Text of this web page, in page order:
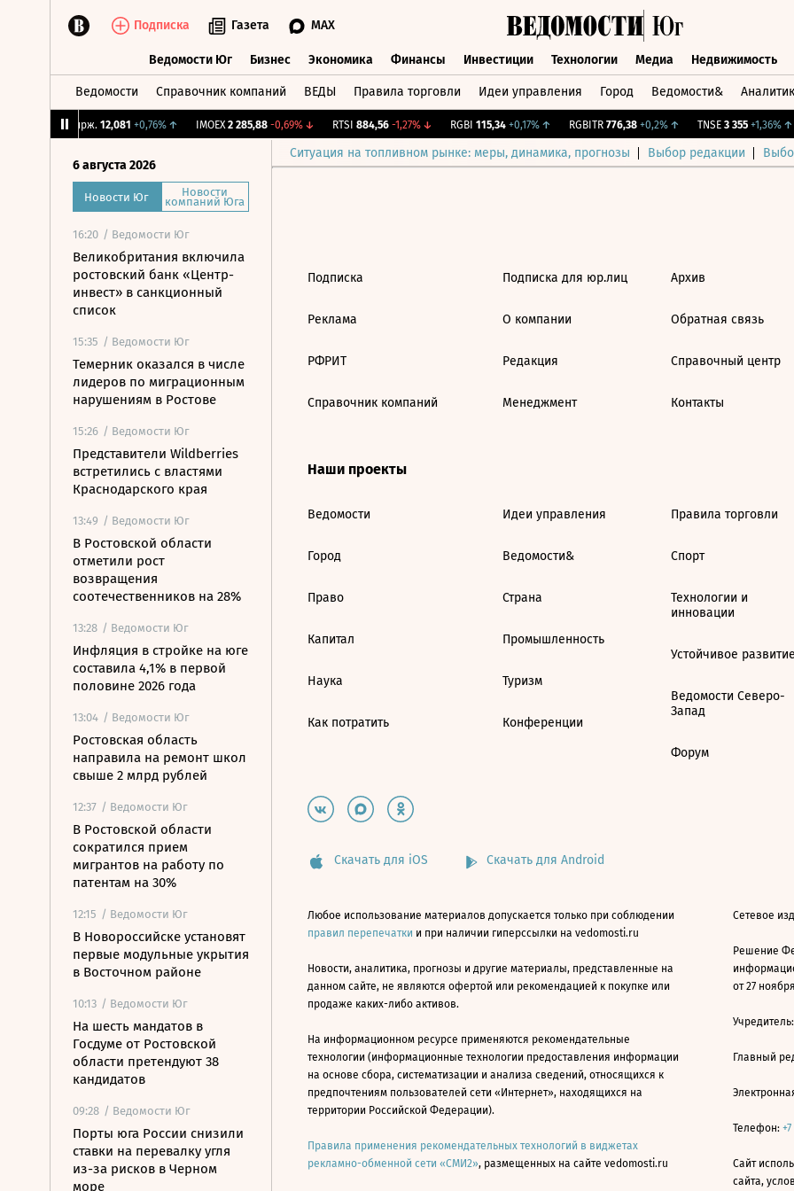
Подписка Газета MAX
Ведомости Юг Бизнес Экономика Финансы Инвестиции Технологии Медиа Недвижимость
Ведомости Справочник компаний ВЕДЫ Правила торговли Идеи управления Город Ведомости&
CNY Бирж. 12,081 +0,76%↑ IMOEX 2 285,88 -0,69%↓ RTSI 884,56 -1,27%↓ RGBI 115,34 +0,17%↑ RGBITR 776,38 +0,2%↑ TNSE 3 355 +1,36%↑
Ситуация на топливном рынке: меры, динамика, прогнозы Выбор редакции
6 августа 2026
Новости Юг Новости
компаний Юга
16:20 / Ведомости Юг
Великобритания включила
ростовский банк «Центр-
инвест» в санкционный
список
15:35 / Ведомости Юг
Темерник оказался в числе
лидеров по миграционным
нарушениям в Ростове
15:26 / Ведомости Юг
Представители Wildberries
встретились с властями
Краснодарского края
13:49 / Ведомости Юг
В Ростовской области
отметили рост
возвращения
соотечественников на 28%
13:28 / Ведомости Юг
Инфляция в стройке на юге
составила 4,1% в первой
половине 2026 года
13:04 / Ведомости Юг
Ростовская область
направила на ремонт школ
свыше 2 млрд рублей
12:37 / Ведомости Юг
В Ростовской области
сократился прием
мигрантов на работу по
патентам на 30%
12:15 / Ведомости Юг
В Новороссийске установят
первые модульные укрытия
в Восточном районе
10:13 / Ведомости Юг
На шесть мандатов в
Госдуме от Ростовской
области претендуют 38
кандидатов
09:28 / Ведомости Юг
Порты юга России снизили
ставки на перевалку угля
из-за рисков в Черном
море
Подписка
Реклама
РФРИТ
Справочник компаний
Подписка для юр.лиц
О компании
Редакция
Менеджмент
Архив
Обратная связь
Справочный центр
Контакты
Наши проекты
Ведомости
Город
Право
Капитал
Наука
Как потратить
Идеи управления
Ведомости&
Страна
Промышленность
Туризм
Конференции
Правила торговли
Спорт
Технологии и
инновации
Устойчивое
Ведомости Северо-
Запад
Форум
Скачать для iOS Скачать для Android
Любое использование материалов допускается только при соблюдении
правил перепечатки и при наличии гиперссылки на vedomosti.ru
Новости, аналитика, прогнозы и другие материалы, представленные на
данном сайте, не являются офертой или рекомендацией к покупке или
продаже каких-либо активов.
На информационном ресурсе применяются рекомендательные
технологии (информационные технологии предоставления информации
на основе сбора, систематизации и анализа сведений, относящихся к
предпочтениям пользователей сети «Интернет», находящихся на
территории Российской Федерации).
Правила применения рекомендательных технологий в виджетах
рекламно-обменной сети «СМИ2», размещенных на сайте vedomosti.ru
Сетевое
Решение
от 27
Главный
Телефон:
Сайт
сайта,